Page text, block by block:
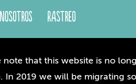
that this website is no
2019 we will be migrating
Rastreo